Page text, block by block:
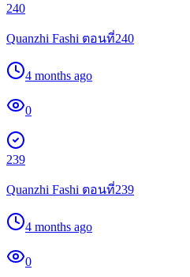
240
Quanzhi Fashi ตอนที่240
4 months ago
0
239
Quanzhi Fashi ตอนที่239
4 months ago
0